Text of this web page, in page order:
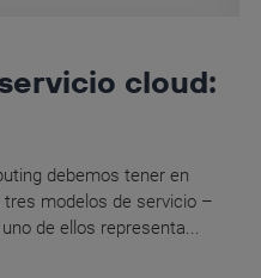
cloud:
debemos tener en
modelos de servicio –
de ellos representa...